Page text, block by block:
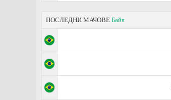
ПОСЛЕДНИ МАЧОВЕ Байя